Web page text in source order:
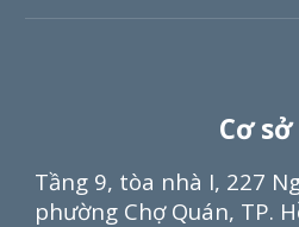
Cơ sở
Tầng 9, tòa nhà I, 227
phường Chợ Quán, TP.